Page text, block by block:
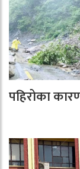
पहिरोका